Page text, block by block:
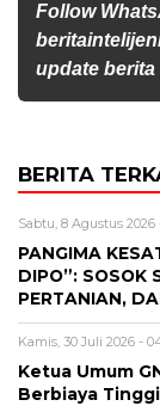
Follow
update
BERITA
Sabtu, 8 Agustus 2026
PANGIMA
DIPO”: SOSOK
PERTANIAN,
Kamis, 30 Juli 2026 -
Ketua Umum
Berbiaya